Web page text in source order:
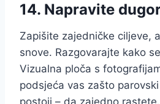
14. Napravite
Zapišite zajedničke ciljeve,
snove. Razgovarajte kako
Vizualna ploča s
podsjeća vas zašto parovski